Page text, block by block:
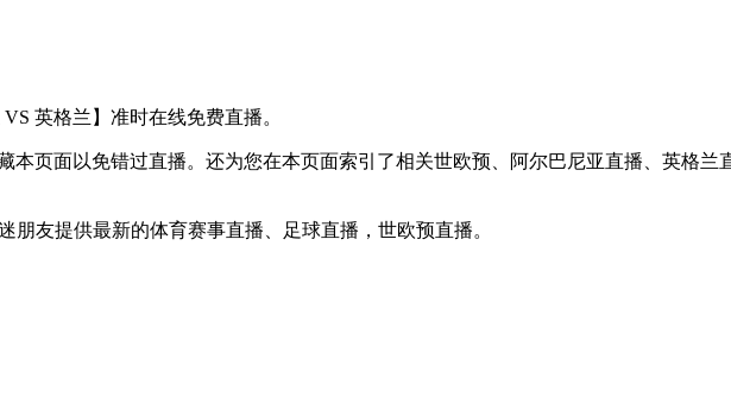
英格兰】准时在线免费直播。
页面以免错过直播。还为您在本页面索引了相关世欧预、阿尔巴尼亚直播、英格兰
友提供最新的体育赛事直播、足球直播，世欧预直播。